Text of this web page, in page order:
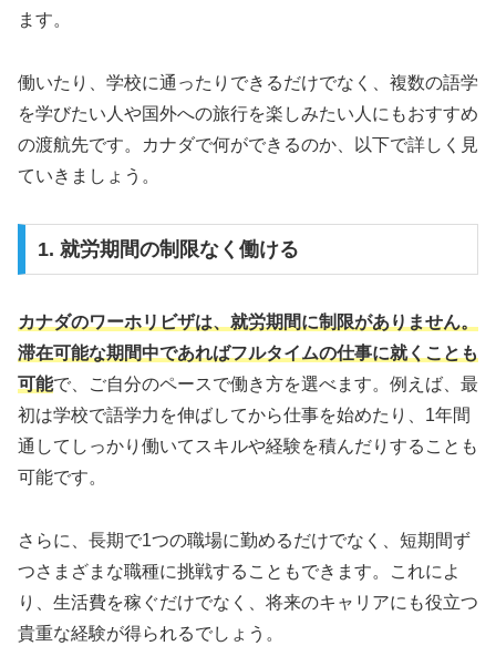
ます。
働いたり、学校に通ったりできるだけでなく、複数の語学
を学びたい人や国外への旅行を楽しみたい人にもおすすめ
の渡航先です。カナダで何ができるのか、以下で詳しく見
ていきましょう。
1. 就労期間の制限なく働ける
カナダのワーホリビザは、就労期間に制限がありません。
滞在可能な期間中であればフルタイムの仕事に就くことも
可能で、ご自分のペースで働き方を選べます。例えば、最
初は学校で語学力を伸ばしてから仕事を始めたり、1年間
通してしっかり働いてスキルや経験を積んだりすることも
可能です。
さらに、長期で1つの職場に勤めるだけでなく、短期間ず
つさまざまな職種に挑戦することもできます。これによ
り、生活費を稼ぐだけでなく、将来のキャリアにも役立つ
貴重な経験が得られるでしょう。